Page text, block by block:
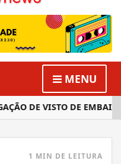
MENU
DE VISTO DE
1 MIN DE LEITURA